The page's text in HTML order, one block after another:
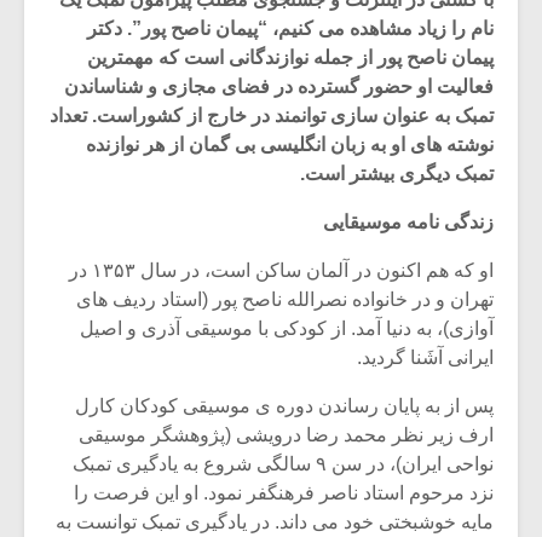
نام را زیاد مشاهده می کنیم، “پیمان ناصح پور”. دکتر
پیمان ناصح پور از جمله نوازندگانی است که مهمترین
فعالیت او حضور گسترده در فضای مجازی و شناساندن
تمبک به عنوان سازی توانمند در خارج از کشوراست. تعداد
نوشته های او به زبان انگلیسی بی گمان از هر نوازنده
تمبک دیگری بیشتر است.
زندگی نامه موسیقایی
او که هم اکنون در آلمان ساکن است، در سال ۱۳۵۳ در
تهران و در خانواده نصرالله ناصح پور (استاد ردیف های
آوازی)، به دنیا آمد. از کودکی با موسیقی آذری و اصیل
ایرانی آشَنا گردید.
پس از به پایان رساندن دوره ی موسیقی کودکان کارل
ارف زیر نظر محمد رضا درویشی (پژوهشگر موسیقی
نواحی ایران)، در سن ۹ سالگی شروع به یادگیری تمبک
نزد مرحوم استاد ناصر فرهنگفر نمود. او این فرصت را
مایه خوشبختی خود می داند. در یادگیری تمبک توانست به